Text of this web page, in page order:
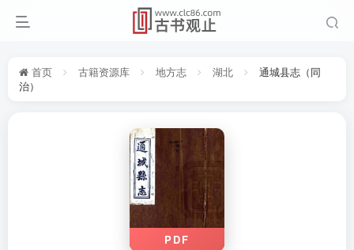
首页 古籍资源库 地方志 湖北
通城县志（同
治）
PDF